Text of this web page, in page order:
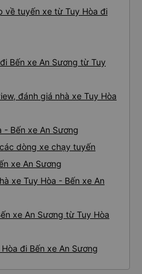
về tuyến xe từ Tuy Hòa đi
Bến xe An Sương từ Tuy
đánh giá nhà xe Tuy Hòa
- Bến xe An Sương
dòng xe chạy tuyến
xe An Sương
xe Tuy Hòa - Bến xe An
xe An Sương từ Tuy Hòa
đi Bến xe An Sương